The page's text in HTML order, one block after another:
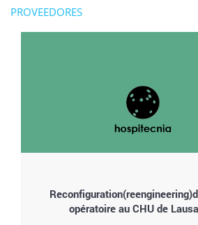
PROVEEDORES
opératoire au CHU de